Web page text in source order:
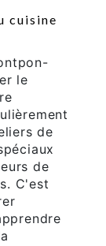
cuisine
le
de
de
C'est